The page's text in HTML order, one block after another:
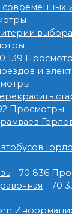
139
и
Просмотры
- 70 836
- 70